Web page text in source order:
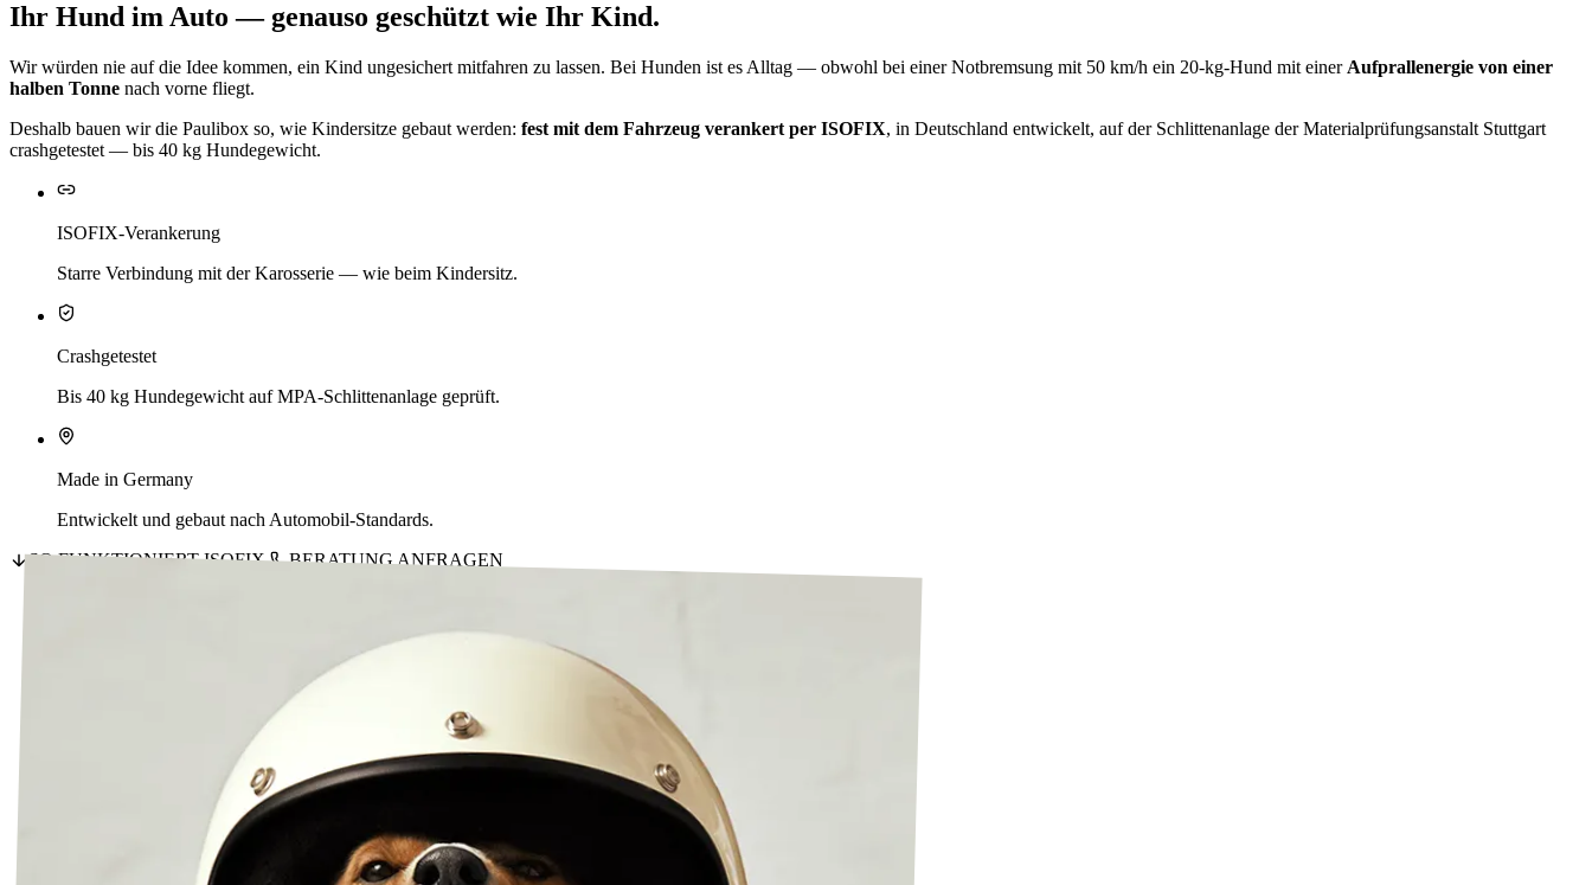
Ihr Hund im Auto — genauso geschützt wie Ihr Kind.
Wir würden nie auf die Idee kommen, ein Kind ungesichert mitfahren zu lassen. Bei Hunden ist es Alltag — obwohl bei einer Notbremsung mit 50 km/h ein 20-kg-Hund mit einer Aufprallenergie von einer
halben Tonne nach vorne fliegt.
Deshalb bauen wir die Paulibox so, wie Kindersitze gebaut werden: fest mit dem Fahrzeug verankert per ISOFIX, in Deutschland entwickelt, auf der Schlittenanlage der Materialprüfungsanstalt Stuttgart
crashgetestet — bis 40 kg Hundegewicht.
ISOFIX-Verankerung
Starre Verbindung mit der Karosserie — wie beim Kindersitz.
Crashgetestet
Bis 40 kg Hundegewicht auf MPA-Schlittenanlage geprüft.
Made in Germany
Entwickelt und gebaut nach Automobil-Standards.
SO FUNKTIONIERT ISOFIX
BERATUNG ANFRAGEN